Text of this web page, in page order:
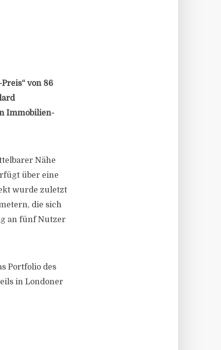
von 86
Immobilien-
Nähe
über eine
wurde zuletzt
die sich
an fünf Nutzer
Portfolio des
in Londoner